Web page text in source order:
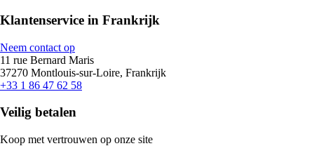
Klantenservice in Frankrijk
Neem contact op
11 rue Bernard Maris
37270 Montlouis-sur-Loire, Frankrijk
+33 1 86 47 62 58
Veilig betalen
Koop met vertrouwen op onze site